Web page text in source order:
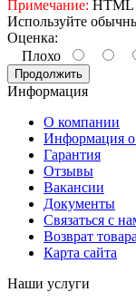
Примечание: HTML
Используйте
Оценка:
Плохо
Продолжить
Информация
О компании
Информация о
Гарантия
Отзывы
Вакансии
Документы
Связаться с
Возврат товара
Карта сайта
Наши услуги